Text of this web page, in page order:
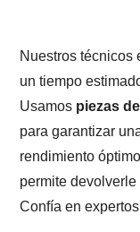
Nuestros técnicos
un tiempo
Usamos piezas
para garantizar
rendimiento
permite
Confía en